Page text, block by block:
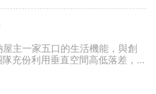
主一家五口的生活機能，與創
充份利用垂直空間高低落差，找
劃出12坪卻有40坪實際收納容